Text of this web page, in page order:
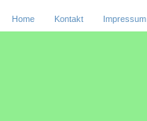
Home Kontakt Impressum